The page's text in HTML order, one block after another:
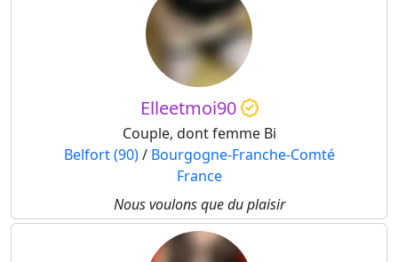
Elleetmoi90
Couple, dont femme Bi
Belfort (90)/ Bourgogne-Franche-Comté
France
Nous voulons que du plaisir